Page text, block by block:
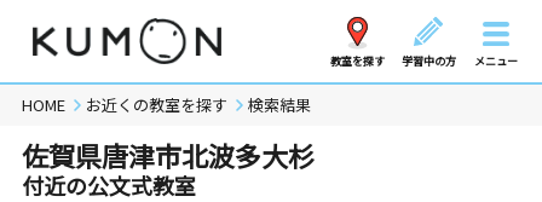
教室を探す 学習中の方 メニュー
HOME お近くの教室を探す 検索結果
佐賀県唐津市北波多大杉
付近の公文式教室